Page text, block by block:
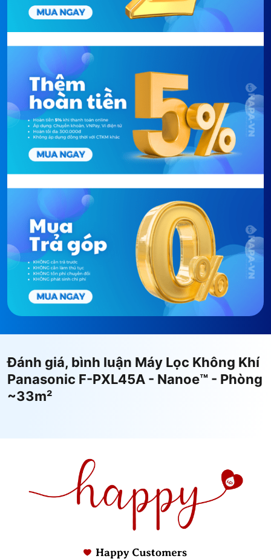
gần như hoàn toàn. Chưa hết, Nano còn có thể ngăn
chặn sự phát triển của 8 loại nấm mốc phổ biến
(Erotium, Furasium, Mucor...).
Màng lọc Hepa
xanh và vi sinh kháng khuẩn mạnh, lưu thông không
khí 3D giúp lọc sạch hiệu quả các chất bụi bẩn và
mùi hôi trong nhà, đèn báo mức ô nhiễm thay đổi
trên bảng đèn để cho thấy chất lượng hiện tại trong
Đánh giá, bình luận Máy Lọc Không Khí
Panasonic F-PXL45A - Nanoe™ - Phòng
~33m²